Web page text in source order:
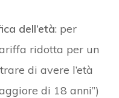
dell’età: per
ridotta per un
di avere l’età
di 18 anni”)